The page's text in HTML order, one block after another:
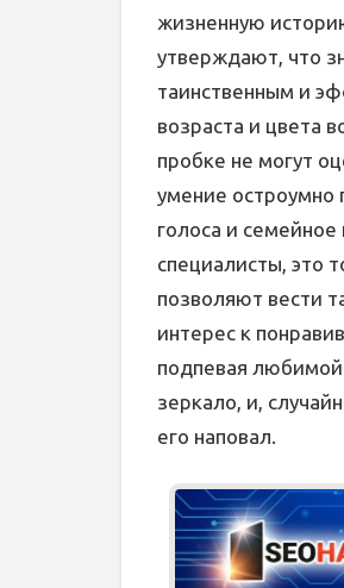
жизненную
утверждают, что
таинственным и
возраста и цвета
пробке не могут
умение остроумно
голоса и
специалисты, это
позволяют вести
интерес к
подпевая любимой
зеркало, и,
его наповал.